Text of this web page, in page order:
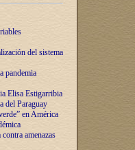
del sistema
pandemia
Elisa Estigarribia
del Paraguay
en América
amenazas